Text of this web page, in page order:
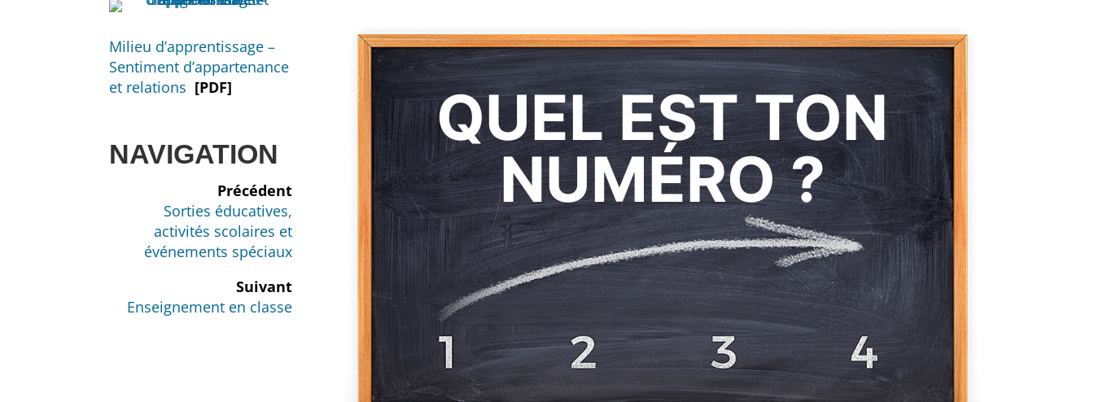
Milieu d’apprentissage –
Sentiment d’appartenance
et relations [PDF]
NAVIGATION
Précédent
Sorties éducatives,
activités scolaires et
événements spéciaux
Suivant
Enseignement en classe
QUEL EST TON
NUMÉRO ?